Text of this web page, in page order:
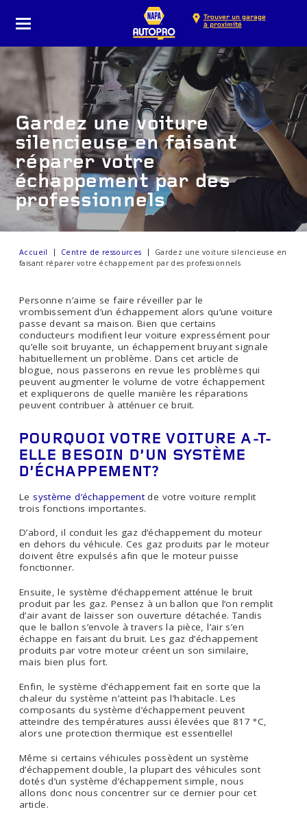
Trouver un garage
à proximité
Gardez une voiture
silencieuse en faisant
réparer votre
échappement par des
professionnels
Accueil Centre de ressources
Gardez une voiture silencieuse en
faisant réparer votre échappement par des professionnels
Personne n’aime se faire réveiller par le
vrombissement d’un échappement alors qu’une voiture
passe devant sa maison. Bien que certains
conducteurs modifient leur voiture expressément pour
qu’elle soit bruyante, un échappement bruyant signale
habituellement un problème. Dans cet article de
blogue, nous passerons en revue les problèmes qui
peuvent augmenter le volume de votre échappement
et expliquerons de quelle manière les réparations
peuvent contribuer à atténuer ce bruit.
POURQUOI VOTRE VOITURE A-T-
ELLE BESOIN D’UN SYSTÈME
D’ÉCHAPPEMENT?
Le système d’échappement de votre voiture remplit
trois fonctions importantes.
D’abord, il conduit les gaz d’échappement du moteur
en dehors du véhicule. Ces gaz produits par le moteur
doivent être expulsés afin que le moteur puisse
fonctionner.
Ensuite, le système d’échappement atténue le bruit
produit par les gaz. Pensez à un ballon que l’on remplit
d’air avant de laisser son ouverture détachée. Tandis
que le ballon s’envole à travers la pièce, l’air s’en
échappe en faisant du bruit. Les gaz d’échappement
produits par votre moteur créent un son similaire,
mais bien plus fort.
Enfin, le système d’échappement fait en sorte que la
chaleur du système n’atteint pas l’habitacle. Les
composants du système d’échappement peuvent
atteindre des températures aussi élevées que 817 °C,
alors une protection thermique est essentielle!
Même si certains véhicules possèdent un système
d’échappement double, la plupart des véhicules sont
dotés d’un système d’échappement simple, nous
allons donc nous concentrer sur ce dernier pour cet
article.